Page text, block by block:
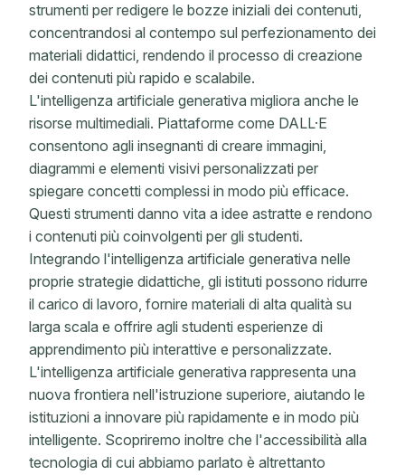
strumenti per redigere le bozze iniziali dei contenuti,
concentrandosi al contempo sul perfezionamento dei
materiali didattici, rendendo il processo di creazione
dei contenuti più rapido e scalabile.
L'intelligenza artificiale generativa migliora anche le
risorse multimediali. Piattaforme come DALL·E
consentono agli insegnanti di creare immagini,
diagrammi e elementi visivi personalizzati per
spiegare concetti complessi in modo più efficace.
Questi strumenti danno vita a idee astratte e rendono
i contenuti più coinvolgenti per gli studenti.
Integrando l'intelligenza artificiale generativa nelle
proprie strategie didattiche, gli istituti possono ridurre
il carico di lavoro, fornire materiali di alta qualità su
larga scala e offrire agli studenti esperienze di
apprendimento più interattive e personalizzate.
L'intelligenza artificiale generativa rappresenta una
nuova frontiera nell'istruzione superiore, aiutando le
istituzioni a innovare più rapidamente e in modo più
intelligente. Scopriremo inoltre che l'accessibilità alla
tecnologia di cui abbiamo parlato è altrettanto